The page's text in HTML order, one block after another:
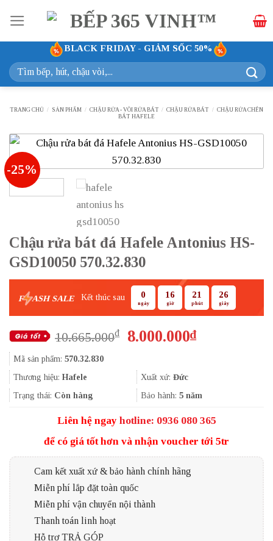
qua
nội
dung
BLACK FRIDAY - GIẢM SỐC 50%
Tìm
kiếm:
TRANG CHỦ / SẢN PHẨM / CHẬU RỬA - VÒI RỬA BÁT / CHẬU RỬA BÁT / CHẬU RỬA CHÉN
BÁT HAFELE
-25%
Chậu rửa bát đá Hafele Antonius HS-
GSD10050 570.32.830
F ASH SALE Kết thúc sau 0
ngày
16
giờ
21
phút
25
giây
10.665.000₫
Giá
10.665.000₫.
8.000.000₫Giá
8.000.000₫.
Mã sản phẩm: 570.32.830
Thương hiệu: Hafele Xuất xứ: Đức
Trạng thái: Còn hàng Bảo hành: 5 năm
Liên hệ ngay hotline: 0936 080 365
để có giá tốt hơn và nhận voucher tới 5tr
Cam kết xuất xứ & bảo hành chính hãng
Miễn phí lắp đặt toàn quốc
Miễn phí vận chuyển nội thành
Thanh toán linh hoạt
Hỗ trợ TRẢ GÓP